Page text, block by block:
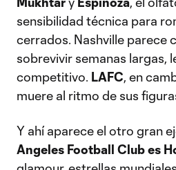
sensibilidad técnica para
cerrados. Nashville parece
sobrevivir semanas largas,
competitivo. LAFC, en
muere al ritmo de sus
Y ahí aparece el otro gran
Angeles Football Club es